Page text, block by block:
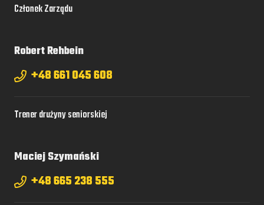
Członek Zarządu
Robert Rehbein
+48 661 045 608
Trener drużyny seniorskiej
Maciej Szymański
+48 665 238 555